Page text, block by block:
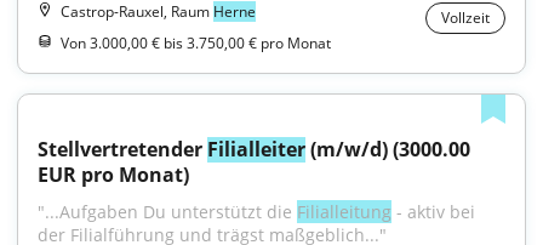
Castrop-Rauxel, Raum Herne
Vollzeit
Von 3.000,00 € bis 3.750,00 € pro Monat
Stellvertretender Filialleiter (m/w/d) (3000.00
EUR pro Monat)
"...Aufgaben Du unterstützt die Filialleitung - aktiv bei
der Filialführung und trägst maßgeblich..."